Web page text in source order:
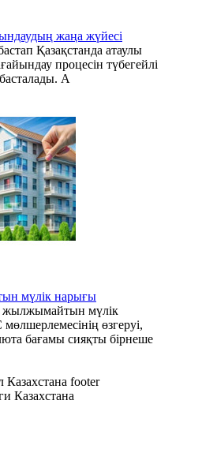
жаңа жүйесі
Қазақстанда атаулы
процесін түбегейлі
А
мүлік нарығы
жылжымайтын мүлік
өзгеруі,
бағамы сияқты бірнеше
Казахстана